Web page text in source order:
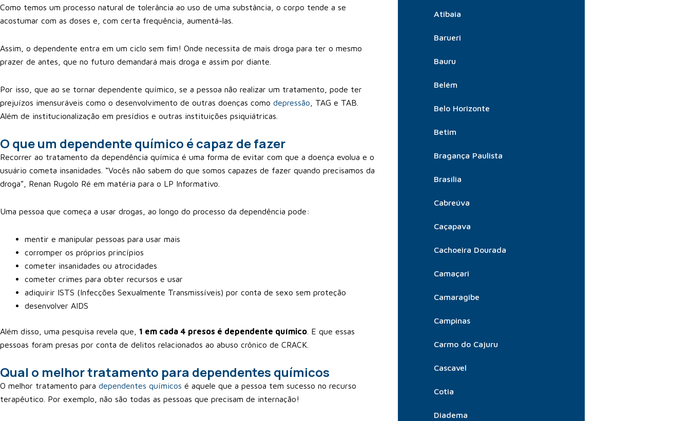
Como temos um processo natural de tolerância ao uso de uma substância, o corpo tende a se
acostumar com as doses e, com certa frequência, aumentá-las.
Assim, o dependente entra em um ciclo sem fim! Onde necessita de mais droga para ter o mesmo
prazer de antes, que no futuro demandará mais droga e assim por diante.
Por isso, que ao se tornar dependente químico, se a pessoa não realizar um tratamento, pode ter
prejuízos imensuráveis como o desenvolvimento de outras doenças como depressão , TAG e TAB.
Além de institucionalização em presídios e outras instituições psiquiátricas.
O que um dependente químico é capaz de fazer
Recorrer ao tratamento da dependência química é uma forma de evitar com que a doença evolua e o
usuário cometa insanidades. “Vocês não sabem do que somos capazes de fazer quando precisamos da
droga”, Renan Rugolo Ré em matéria para o LP Informativo.
Uma pessoa que começa a usar drogas, ao longo do processo da dependência pode:
mentir e manipular pessoas para usar mais
corromper os próprios princípios
cometer insanidades ou atrocidades
cometer crimes para obter recursos e usar
adiquirir ISTS (Infecções Sexualmente Transmissíveis) por conta de sexo sem proteção
desenvolver AIDS
Além disso, uma pesquisa revela que, 1 em cada 4 presos é dependente químico . E que essas
pessoas foram presas por conta de delitos relacionados ao abuso crônico de CRACK.
Qual o melhor tratamento para dependentes químicos
O melhor tratamento para dependentes químicos é aquele que a pessoa tem sucesso no recurso
terapêutico. Por exemplo, não são todas as pessoas que precisam de internação!
Atibaia
Barueri
Bauru
Belém
Belo Horizonte
Betim
Bragança Paulista
Brasília
Cabreúva
Caçapava
Cachoeira Dourada
Camaçari
Camaragibe
Campinas
Carmo do Cajuru
Cascavel
Cotia
Diadema